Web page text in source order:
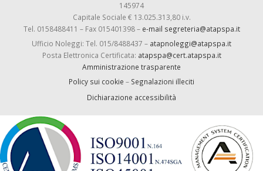
145974
Capitale Sociale € 13.025.313,80 i.v.
Tel. 0158488411 – Fax 015401398 – e-mail segreteria@atapspa.it
Ufficio Noleggi: Tel. 015/8488437 – atapnoleggi@atapspa.it
Posta Elettronica Certificata: atapspa@cert.atapspa.it
Amministrazione trasparente
Policy sui cookie – Segnalazioni illeciti
Dichiarazione accessibilità